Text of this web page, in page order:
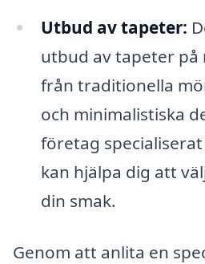
Utbud av tapeter:
utbud av tapeter på
från traditionella
och minimalistiska
företag
kan hjälpa dig att
din smak.
Genom att anlita en